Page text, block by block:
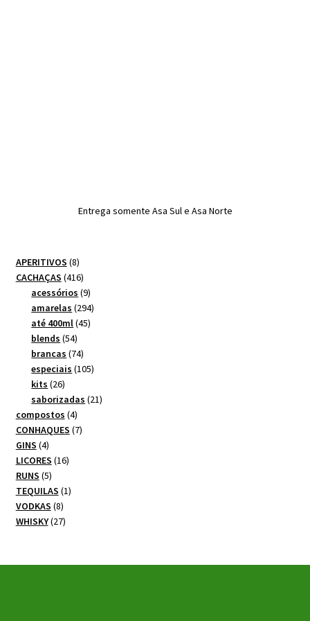
Entrega somente Asa Sul e Asa Norte
APERITIVOS 88
produtos
CACHAÇAS 416416
produtos
acessórios 99
produtos
amarelas 294294
até 400ml 4545
blends 5454
produtos
brancas 7474
produtos
especiais 105105
kits 2626
produtos
saborizadas 2121
compostos 44
produtos
CONHAQUES 77
GINS 44
produtos
LICORES 1616
RUNS 55
produtos
TEQUILAS 11
VODKAS 88
produtos
WHISKY 2727